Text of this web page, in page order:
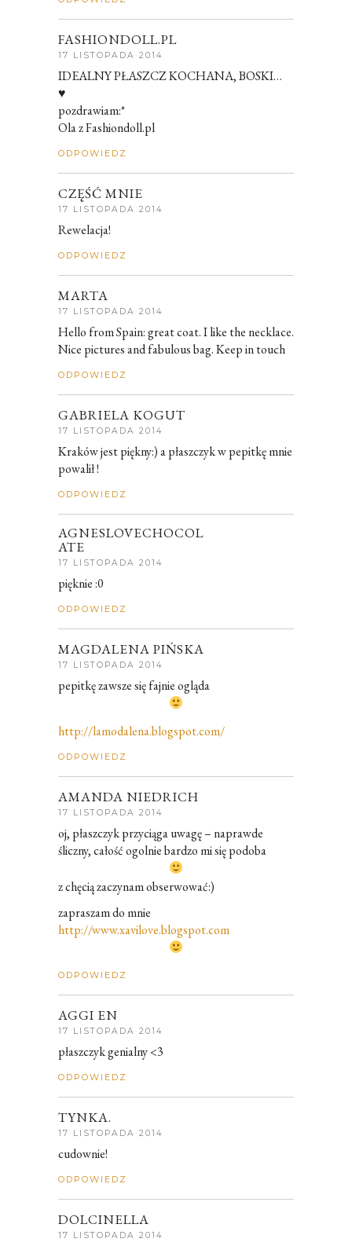
FASHIONDOLL.PL
17 LISTOPADA 2014
IDEALNY PŁASZCZ KOCHANA, BOSKI…
♥
pozdrawiam:*
Ola z Fashiondoll.pl
ODPOWIEDZ
CZĘŚĆ MNIE
17 LISTOPADA 2014
Rewelacja!
ODPOWIEDZ
MARTA
17 LISTOPADA 2014
Hello from Spain: great coat. I like the necklace.
Nice pictures and fabulous bag. Keep in touch
ODPOWIEDZ
GABRIELA KOGUT
17 LISTOPADA 2014
Kraków jest piękny:) a płaszczyk w pepitkę mnie
powalił !
ODPOWIEDZ
AGNESLOVECHOCOL
ATE
17 LISTOPADA 2014
pięknie :0
ODPOWIEDZ
MAGDALENA PIŃSKA
17 LISTOPADA 2014
pepitkę zawsze się fajnie ogląda
http://lamodalena.blogspot.com/
ODPOWIEDZ
AMANDA NIEDRICH
17 LISTOPADA 2014
oj, płaszczyk przyciąga uwagę – naprawde
śliczny, całość ogolnie bardzo mi się podoba
z chęcią zaczynam obserwować:)
zapraszam do mnie
http://www.xavilove.blogspot.com
ODPOWIEDZ
AGGI EN
17 LISTOPADA 2014
płaszczyk genialny <3
ODPOWIEDZ
TYNKA.
17 LISTOPADA 2014
cudownie!
ODPOWIEDZ
DOLCINELLA
17 LISTOPADA 2014